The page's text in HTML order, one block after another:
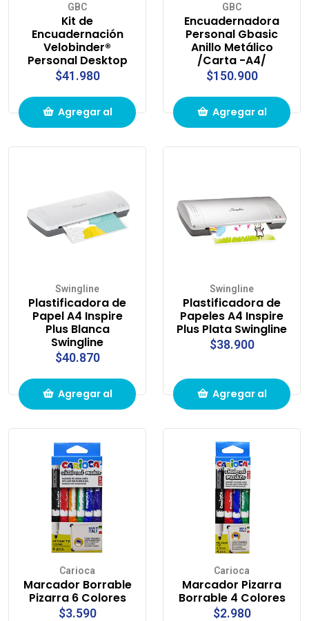
GBC
Kit de
Encuadernación
Velobinder®
Personal Desktop
$41.980
Agregar al
GBC
Encuadernadora
Personal Gbasic
Anillo Metálico
/Carta -A4/
$150.900
Agregar al
Swingline
Plastificadora de
Papel A4 Inspire
Plus Blanca
Swingline
$40.870
Agregar al
compras
Swingline
Plastificadora de
Papeles A4 Inspire
Plus Plata Swingline
$38.900
Agregar al
compras
Carioca
Marcador Borrable
Pizarra 6 Colores
$3.590
Carioca
Marcador Pizarra
Borrable 4 Colores
$2.980